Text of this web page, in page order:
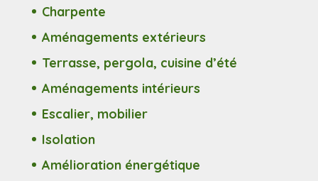
Charpente
Aménagements extérieurs
Terrasse, pergola, cuisine d’été
Aménagements intérieurs
Escalier, mobilier
Isolation
Amélioration énergétique